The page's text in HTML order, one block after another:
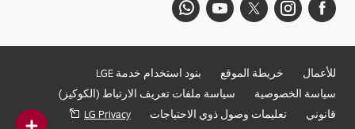
للأعمال خريطة الموقع
بنود استخدام خدمة LGE
سياسة الخصوصية
سياسة ملفات تعريف الارتباط (الكوكيز)
قانوني
تعليمات وصول ذوي الاحتياجات LG Privacy